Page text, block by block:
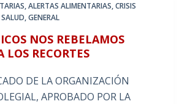
ALERTAS ALIMENTARIAS,CRISIS
,GENERAL
NOS REBELAMOS
LOS RECORTES
DE LA ORGANIZACIÓN
APROBADO POR LA